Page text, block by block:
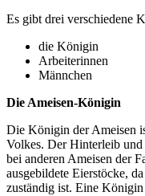
Es gibt drei verschiedene
die Königin
Arbeiterinnen
Männchen
Die Ameisen-Königin
Die Königin der Ameisen
Volkes. Der Hinterleib und
bei anderen Ameisen der
ausgebildete Eierstöcke,
zuständig ist. Eine